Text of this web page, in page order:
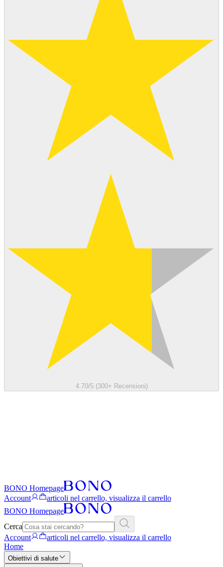
4.70/5 (300+ Recensioni)
BONO Homepage
Account
articoli nel carrello, visualizza il carrello
BONO Homepage
Cerca
Account
articoli nel carrello, visualizza il carrello
Home
Obiettivi di salute